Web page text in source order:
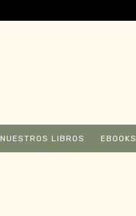
NUESTROS LIBROS EBOOKS